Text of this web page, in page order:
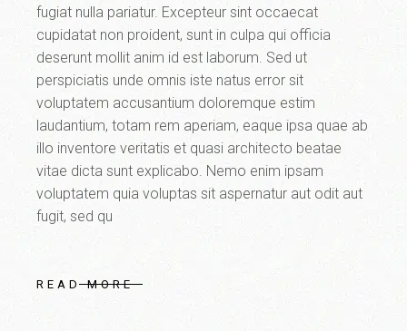
fugiat nulla pariatur. Excepteur sint occaecat
cupidatat non proident, sunt in culpa qui officia
deserunt mollit anim id est laborum. Sed ut
perspiciatis unde omnis iste natus error sit
voluptatem accusantium doloremque estim
laudantium, totam rem aperiam, eaque ipsa quae ab
illo inventore veritatis et quasi architecto beatae
vitae dicta sunt explicabo. Nemo enim ipsam
voluptatem quia voluptas sit aspernatur aut odit aut
fugit, sed qu
READ MORE